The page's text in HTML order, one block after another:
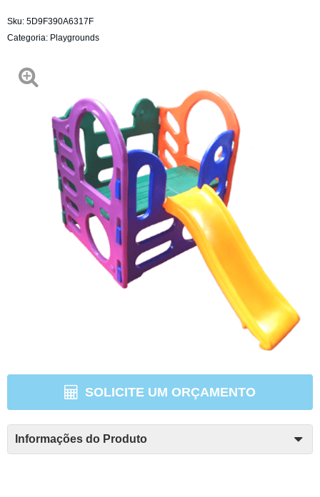
Sku: 5D9F390A6317F
Categoria: Playgrounds
SOLICITE UM ORÇAMENTO
Informações do Produto